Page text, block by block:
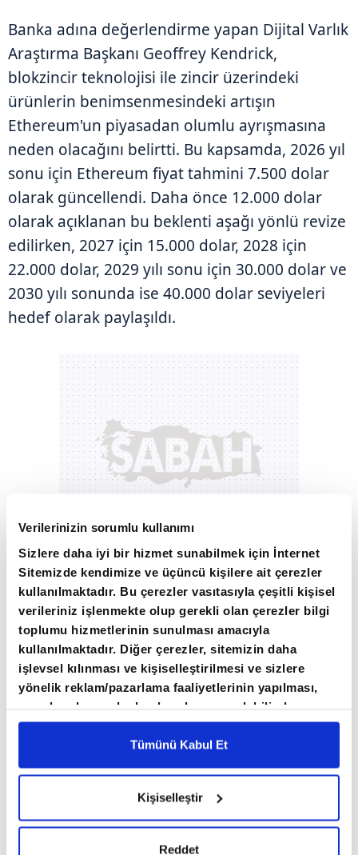
Verilerinizin sorumlu kullanımı
Sizlere daha iyi bir hizmet sunabilmek için İnternet
Sitemizde kendimize ve üçüncü kişilere ait çerezler
kullanılmaktadır. Bu çerezler vasıtasıyla çeşitli kişisel
verileriniz işlenmekte olup gerekli olan çerezler bilgi
toplumu hizmetlerinin sunulması amacıyla
kullanılmaktadır. Diğer çerezler, sitemizin daha
işlevsel kılınması ve kişiselleştirilmesi ve sizlere
yönelik reklam/pazarlama faaliyetlerinin yapılması,
amaçlarıyla sınırlı olarak açık rızanız dahilinde
kullanılacaktır. Çerezlere ilişkin tercihlerinizi çerez
paneli vasıtasıyla belirleyebilirsiniz. Çerezlere ilişkin
detaylı bilgi için Ayarlar butonuna tıklayabilir,
6698 sayılı Kişisel Verilerin Korunması Kanunu
uyarınca hazırlanmış olan İnternet Sitesi Aydınlatma
Tümünü Kabul Et
Kişiselleştir
Reddet
Banka adına değerlendirme yapan Dijital Varlık
Araştırma Başkanı Geoffrey Kendrick,
blokzincir teknolojisi ile zincir üzerindeki
ürünlerin benimsenmesindeki artışın
Ethereum'un piyasadan olumlu ayrışmasına
neden olacağını belirtti. Bu kapsamda, 2026 yıl
sonu için Ethereum fiyat tahmini 7.500 dolar
olarak güncellendi. Daha önce 12.000 dolar
olarak açıklanan bu beklenti aşağı yönlü revize
edilirken, 2027 için 15.000 dolar, 2028 için
22.000 dolar, 2029 yılı sonu için 30.000 dolar ve
2030 yılı sonunda ise 40.000 dolar seviyeleri
hedef olarak paylaşıldı.
Raporda, Bitcoin'in zayıf performansının dijital
varlık piyasasında dolar cinsinden getirileri
sınırladığına dikkat çekilirken, Ethereum'un
stablecoin'ler, gerçek varlıkların tokenizasyonu
ve merkeziyetsiz finans (DeFi) alanlarındaki
güçlü konumuyla öne çıktığı vurgulandı.
Ayrıca, Ethereum/Bitcoin oranının zamanla
0,08 seviyesine doğru toparlanabileceği